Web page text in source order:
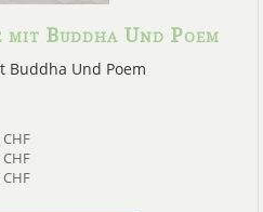
Buddha Und Poem
Buddha Und Poem